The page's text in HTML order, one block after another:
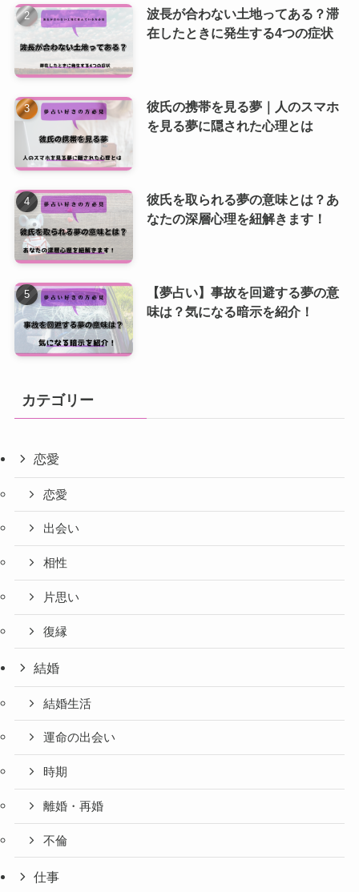
波長が合わない土地ってある？滞
在したときに発生する4つの症状
彼氏の携帯を見る夢｜人のスマホ
を見る夢に隠された心理とは
彼氏を取られる夢の意味とは？あ
なたの深層心理を紐解きます！
【夢占い】事故を回避する夢の意
味は？気になる暗示を紹介！
カテゴリー
恋愛
恋愛
出会い
相性
片思い
復縁
結婚
結婚生活
運命の出会い
時期
離婚・再婚
不倫
仕事